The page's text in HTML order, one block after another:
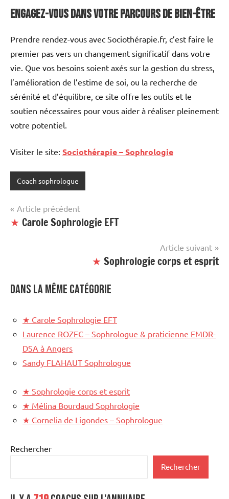
Engagez-vous dans votre parcours de bien-être
Prendre rendez-vous avec Sociothérapie.fr, c’est faire le
premier pas vers un changement significatif dans votre
vie. Que vos besoins soient axés sur la gestion du stress,
l’amélioration de l’estime de soi, ou la recherche de
sérénité et d’équilibre, ce site offre les outils et le
soutien nécessaires pour vous aider à réaliser pleinement
votre potentiel.
Visiter le site: Sociothérapie – Sophrologie
site
mis
Coach sophrologue
Navigation
de
Article précédent
★ Carole Sophrologie EFT
Article suivant
★ Sophrologie corps et esprit
Dans la même catégorie
★ Carole Sophrologie EFT
Laurence ROZEC – Sophrologue & praticienne EMDR-
DSA à Angers
Sandy FLAHAUT Sophrologue
★ Sophrologie corps et esprit
★ Mélina Bourdaud Sophrologie
★ Cornelia de Ligondes – Sophrologue
Rechercher
Rechercher